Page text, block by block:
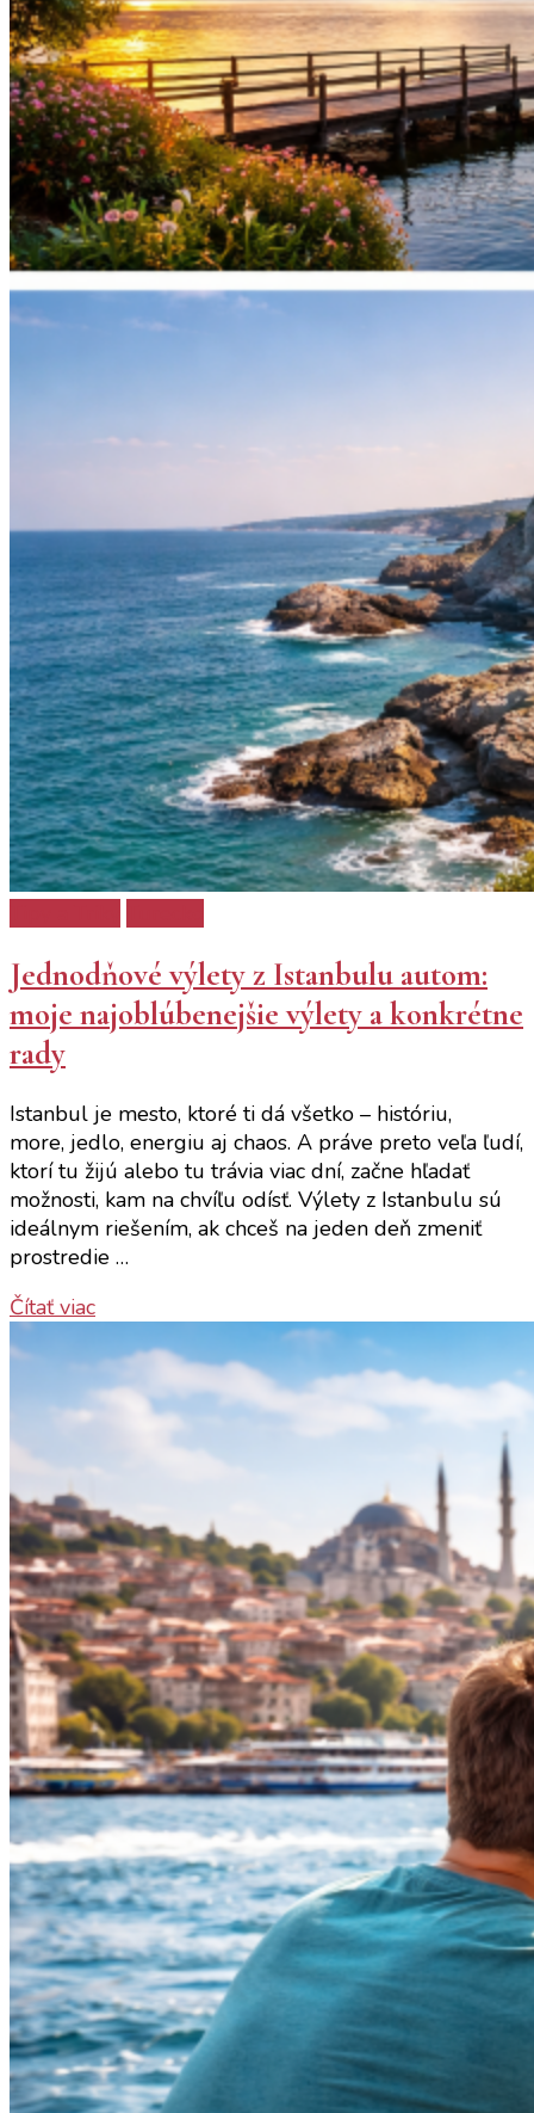
Jednodňové výlety z Istanbulu autom:
moje najoblúbenejšie výlety a konkrétne
rady
Istanbul je mesto, ktoré ti dá všetko – históriu,
more, jedlo, energiu aj chaos. A práve preto veľa ľudí,
ktorí tu žijú alebo tu trávia viac dní, začne hľadať
možnosti, kam na chvíľu odísť. Výlety z Istanbulu sú
ideálnym riešením, ak chceš na jeden deň zmeniť
prostredie …
Čítať viac